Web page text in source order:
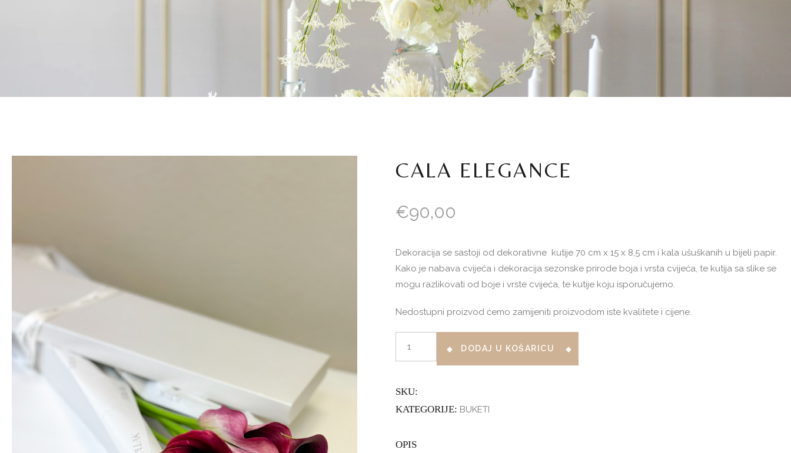
CALA ELEGANCE
€90,00
Dekoracija se sastoji od dekorativne kutije 70 cm x 15 x 8,5 cm i kala ušuškanih u bijeli papir.
Kako je nabava cvijeća i dekoracija sezonske prirode boja i vrsta cvijeća, te kutija sa slike se
mogu razlikovati od boje i vrste cvijeća, te kutije koju isporučujemo.
Nedostupni proizvod ćemo zamijeniti proizvodom iste kvalitete i cijene.
DODAJ U KOŠARICU
SKU:
KATEGORIJE: BUKETI
OPIS